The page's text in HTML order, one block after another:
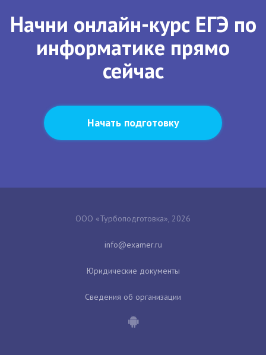
Начни онлайн-курс ЕГЭ по
информатике прямо
сейчас
Начать подготовку
ООО «Турбоподготовка», 2026
Юридические документы
Сведения об организации